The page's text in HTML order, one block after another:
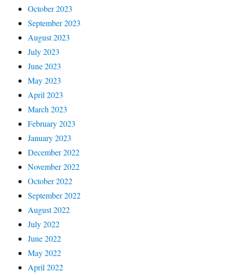
October 2023
September 2023
August 2023
July 2023
June 2023
May 2023
April 2023
March 2023
February 2023
January 2023
December 2022
November 2022
October 2022
September 2022
August 2022
July 2022
June 2022
May 2022
April 2022